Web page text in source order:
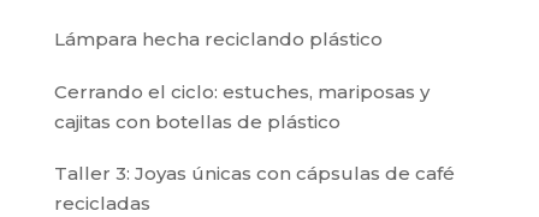
Lámpara hecha reciclando plástico
Cerrando el ciclo: estuches, mariposas y
cajitas con botellas de plástico
Taller 3: Joyas únicas con cápsulas de café
recicladas